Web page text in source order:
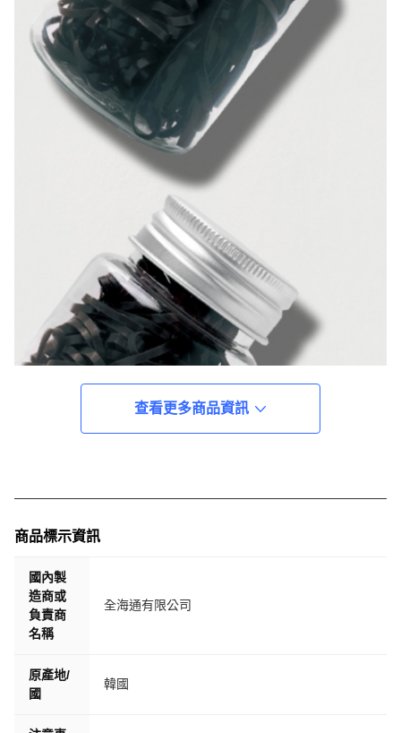
查看更多商品資訊
商品標示資訊
國內製
造商或
負責商
名稱
全海通有限公司
原產地/
國
韓國